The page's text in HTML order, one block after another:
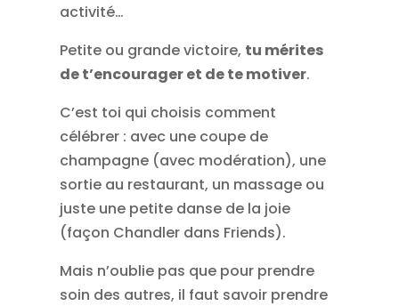
activité…
Petite ou grande victoire, tu mérites
de t’encourager et de te motiver.
C’est toi qui choisis comment
célébrer : avec une coupe de
champagne (avec modération), une
sortie au restaurant, un massage ou
juste une petite danse de la joie
(façon Chandler dans Friends).
Mais n’oublie pas que pour prendre
soin des autres, il faut savoir prendre